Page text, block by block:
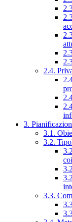
2.4.
3.
3.1.
3.2.
3.3.